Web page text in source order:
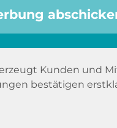
Kunden und
bestätigen